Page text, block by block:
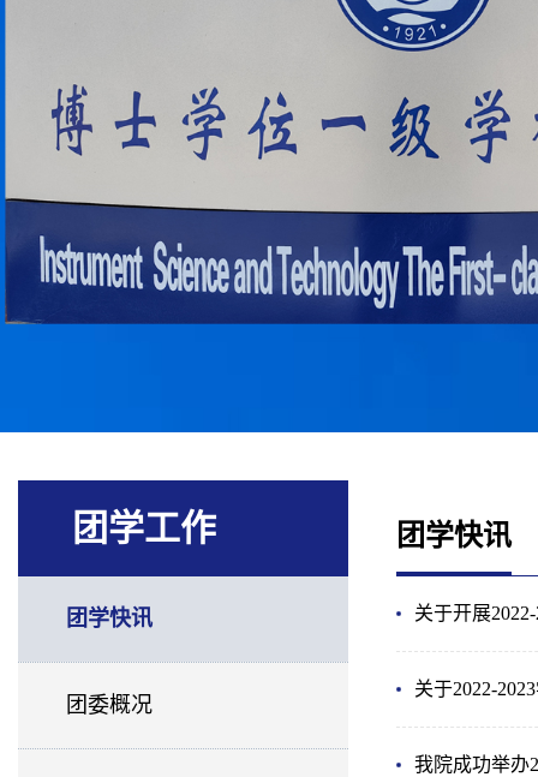
团学工作
团学快讯
团委概况
团学快讯
关于开展
关于2022-
我院成功举办